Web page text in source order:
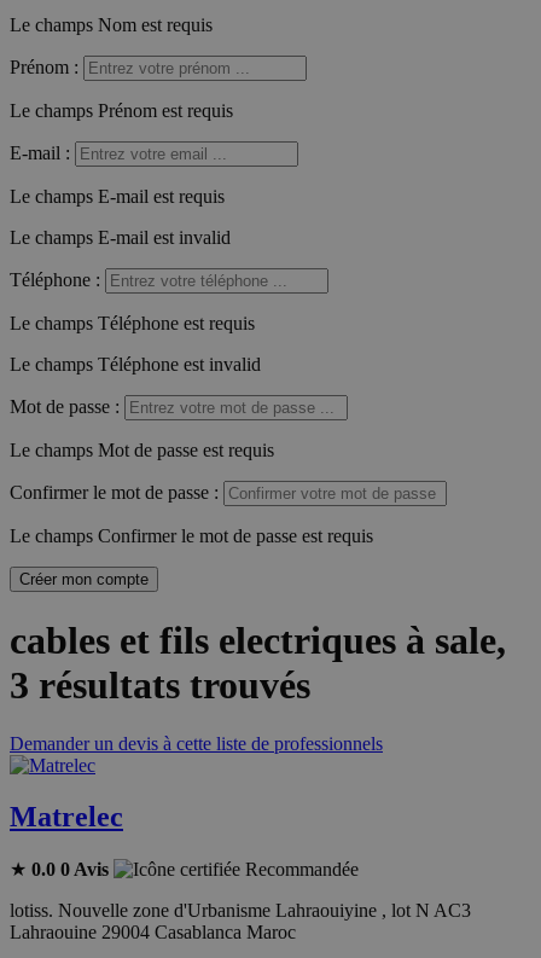
Le champs Nom est requis
Prénom :
Le champs Prénom est requis
E-mail :
Le champs E-mail est requis
Le champs E-mail est invalid
Téléphone :
Le champs Téléphone est requis
Le champs Téléphone est invalid
Mot de passe :
Le champs Mot de passe est requis
Confirmer le mot de passe :
Le champs Confirmer le mot de passe est requis
Créer mon compte
cables et fils electriques à sale,
3 résultats trouvés
Demander un devis à cette liste de professionnels
Matrelec
★ 0.0 0 Avis
Recommandée
lotiss. Nouvelle zone d'Urbanisme Lahraouiyine , lot N AC3
Lahraouine 29004 Casablanca Maroc